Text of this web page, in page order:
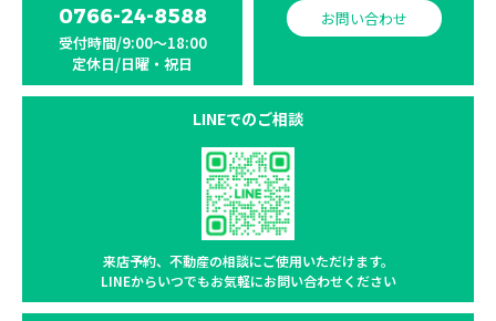
0766-24-8588
受付時間/9:00〜18:00
定休日/日曜・祝日
お問い合わせ
LINEでのご相談
来店予約、不動産の相談にご使用いただけます。
LINEからいつでもお気軽にお問い合わせください